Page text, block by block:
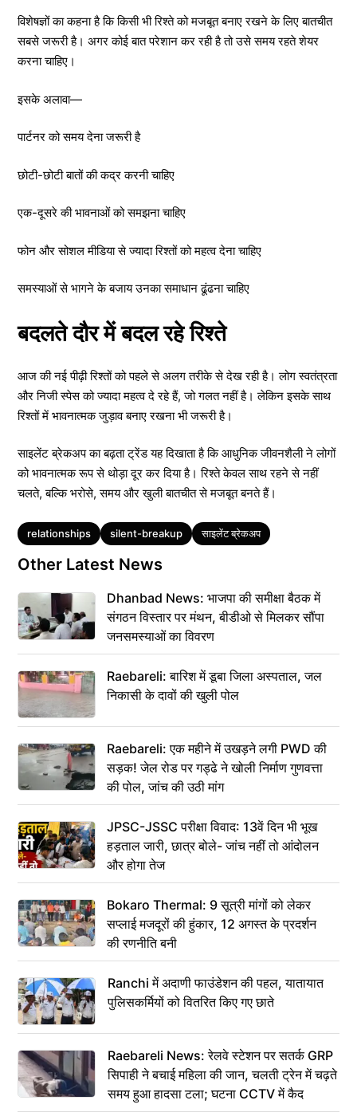
विशेषज्ञों का कहना है कि किसी भी रिश्ते को मजबूत बनाए रखने के लिए बातचीत
सबसे जरूरी है। अगर कोई बात परेशान कर रही है तो उसे समय रहते शेयर
करना चाहिए।
इसके अलावा—
पार्टनर को समय देना जरूरी है
छोटी-छोटी बातों की कद्र करनी चाहिए
एक-दूसरे की भावनाओं को समझना चाहिए
फोन और सोशल मीडिया से ज्यादा रिश्तों को महत्व देना चाहिए
समस्याओं से भागने के बजाय उनका समाधान ढूंढना चाहिए
बदलते दौर में बदल रहे रिश्ते
आज की नई पीढ़ी रिश्तों को पहले से अलग तरीके से देख रही है। लोग स्वतंत्रता
और निजी स्पेस को ज्यादा महत्व दे रहे हैं, जो गलत नहीं है। लेकिन इसके साथ
रिश्तों में भावनात्मक जुड़ाव बनाए रखना भी जरूरी है।
साइलेंट ब्रेकअप का बढ़ता ट्रेंड यह दिखाता है कि आधुनिक जीवनशैली ने लोगों
को भावनात्मक रूप से थोड़ा दूर कर दिया है। रिश्ते केवल साथ रहने से नहीं
चलते, बल्कि भरोसे, समय और खुली बातचीत से मजबूत बनते हैं।
Tags
relationships silent-breakup साइलेंट ब्रेकअप
Other Latest News
Dhanbad News: भाजपा की समीक्षा बैठक में
संगठन विस्तार पर मंथन, बीडीओ से मिलकर सौंपा
जनसमस्याओं का विवरण
Raebareli: बारिश में डूबा जिला अस्पताल, जल
निकासी के दावों की खुली पोल
Raebareli: एक महीने में उखड़ने लगी PWD की
सड़क! जेल रोड पर गड्ढे ने खोली निर्माण गुणवत्ता
की पोल, जांच की उठी मांग
JPSC-JSSC परीक्षा विवाद: 13वें दिन भी भूख
हड़ताल जारी, छात्र बोले- जांच नहीं तो आंदोलन
और होगा तेज
Bokaro Thermal: 9 सूत्री मांगों को लेकर
सप्लाई मजदूरों की हुंकार, 12 अगस्त के प्रदर्शन
की रणनीति बनी
Ranchi में अदाणी फाउंडेशन की पहल, यातायात
पुलिसकर्मियों को वितरित किए गए छाते
Raebareli News: रेलवे स्टेशन पर सतर्क GRP
सिपाही ने बचाई महिला की जान, चलती ट्रेन में चढ़ते
समय हुआ हादसा टला; घटना CCTV में कैद